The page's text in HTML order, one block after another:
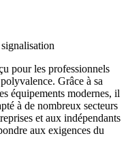
pour les professionnels
Grâce à sa
équipements modernes, il
à de nombreux secteurs
et aux indépendants
aux exigences du